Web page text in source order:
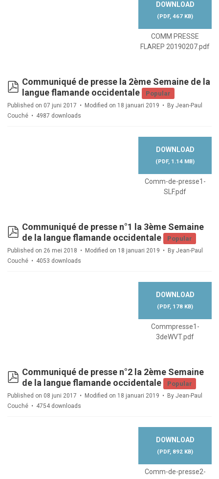
DOWNLOAD
(PDF, 467 KB)
COMM PRESSE
FLAREP 20190207.pdf
pdf
Communiqué de presse la 2ème Semaine de la
langue flamande occidentale
Popular
Published on 07 juni 2017 Modified on 18 januari 2019 By Jean-Paul
Couché
4987 downloads
DOWNLOAD
(PDF, 1.14 MB)
Comm-de-presse1-
SLF.pdf
pdf
Communiqué de presse n°1 la 3ème Semaine
de la langue flamande occidentale
Popular
Published on 26 mei 2018 Modified on 18 januari 2019 By Jean-Paul
Couché
4053 downloads
DOWNLOAD
(PDF, 178 KB)
Commpresse1-
3deWVT.pdf
pdf
Communiqué de presse n°2 la 2ème Semaine
de la langue flamande occidentale
Popular
Published on 08 juni 2017 Modified on 18 januari 2019 By Jean-Paul
Couché
4754 downloads
DOWNLOAD
(PDF, 892 KB)
Comm-de-presse2-